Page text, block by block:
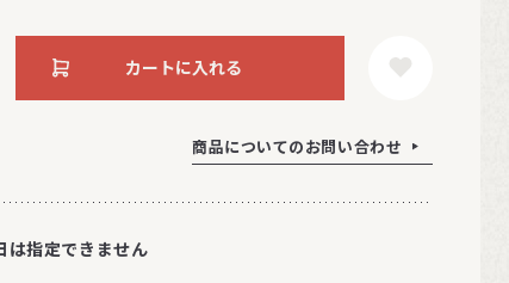
カートに入れる
商品についてのお問い合わせ
は指定できません